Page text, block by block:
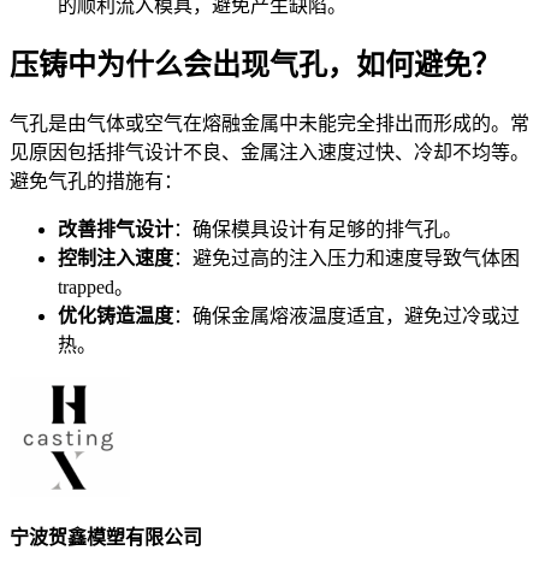
的顺利流入模具，避免产生缺陷。
压铸中为什么会出现气孔，如何避免？
气孔是由气体或空气在熔融金属中未能完全排出而形成的。常
见原因包括排气设计不良、金属注入速度过快、冷却不均等。
避免气孔的措施有：
改善排气设计：确保模具设计有足够的排气孔。
控制注入速度：避免过高的注入压力和速度导致气体困
trapped。
优化铸造温度：确保金属熔液温度适宜，避免过冷或过
热。
宁波贺鑫模塑有限公司